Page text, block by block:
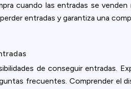
cuando las entradas se
entradas y garantiza una
de conseguir entradas.
frecuentes. Comprender el